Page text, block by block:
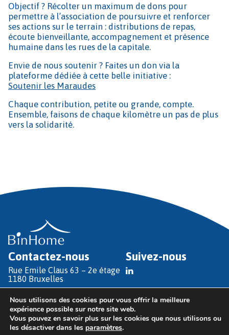
Objectif ? Récolter un maximum de dons pour
permettre à l’association de poursuivre et renforcer
ses actions sur le terrain : distributions de repas,
écoute bienveillante, accompagnement et présence
humaine dans les rues de la capitale.
Envie de nous soutenir ? Faites un don via la
plateforme dédiée à cette belle initiative :
Soutenir les Maraudes
Chaque contribution, petite ou grande, compte.
Ensemble, faisons de chaque kilomètre un pas de plus
vers la solidarité.
Contactez-nous
Rue Emile Claus 63 – 2e étage
1180 Bruxelles
T +32 (0)2 486 69 00
Einfo@binhome.brussels
Suivez-nous
Nous utilisons des cookies pour vous offrir la meilleure
expérience possible sur notre site web.
Vous pouvez en savoir plus sur les cookies que nous utilisons ou
les désactiver dans les paramètres.